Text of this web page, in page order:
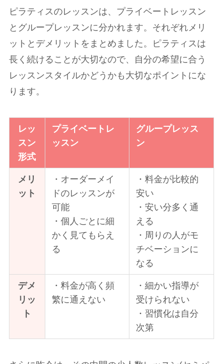
ピラティスのレッスンは、プライベートレッスン
とグループレッスンに分かれます。それぞれメリ
ットとデメリットをまとめました。ピラティスは
長く続けることが大切なので、自分の希望に合う
レッスンスタイルかどうかも大切なポイントにな
ります。
レッ
スン
形式
プライベートレ
ッスン
グループレッス
ン
メリ
ット
・オーダーメイ
ドのレッスンが
可能
・個人ごとに細
かく見てもらえ
る
・料金が比較的
安い
・安い分多く通
える
・周りの人がモ
チベーションに
なる
デメ
リッ
ト
・料金が高く頻
繁に通えない
・細かい指導が
受けられない
・習慣化は自分
次第